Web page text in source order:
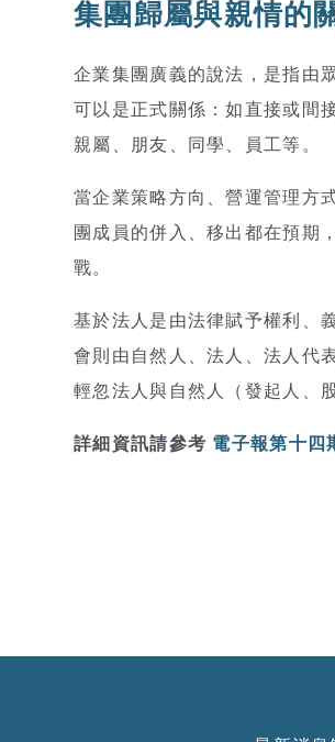
集團歸屬與親情的
企業集團廣義的說法，是指由
可以是正式關係：如直接或間
親屬、朋友、同學、員工等。
當企業策略方向、營運管理方
團成員的併入、移出都在預期
戰。
基於法人是由法律賦予權利、
會則由自然人、法人、法人代
輕忽法人與自然人（發起人、
詳細資訊請參考 電子報第十四